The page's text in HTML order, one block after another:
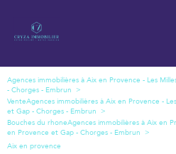
Vente
Bouches du rhone
Aix en provence